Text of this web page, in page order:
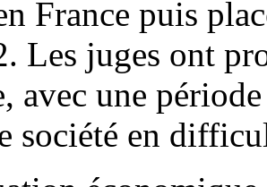
France puis
Les juges ont
avec une
société en